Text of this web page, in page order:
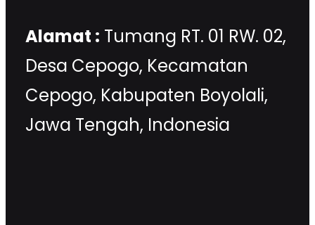
Alamat : Tumang RT. 01 RW. 02,
Desa Cepogo, Kecamatan
Cepogo, Kabupaten Boyolali,
Jawa Tengah, Indonesia